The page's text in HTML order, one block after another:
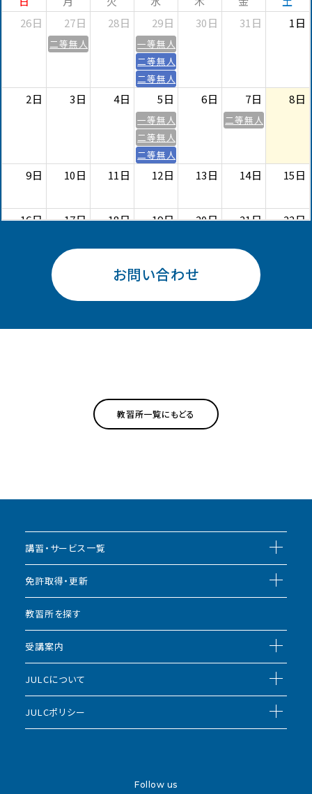
26日
27日
二等無人航空機操縦士 基本【経験者】
28日 29日
一等無人航空機操縦士 【更新講習】
二等無人航空機操縦士 【更新講習】
二等無人航空機操縦士 【更新講習】
30日 31日 1日
2日 3日 4日 5日
一等無人航空機操縦士 【更新講習】
二等無人航空機操縦士 【更新講習】
二等無人航空機操縦士 【更新講習】
6日 7日
二等無人航空機操
8日
9日 10日 11日 12日 13日 14日 15日
16日 17日 18日 19日 20日 21日 22日
25日 26日
二等無人航空機操縦士 【更
二等無人航空機操縦士 【更新
28日
二等無人航空機操
お問い合わせ
教習所一覧にもどる
講習・サービス一覧
免許取得・更新
教習所を探す
受講案内
JULCについて
JULCポリシー
Follow us